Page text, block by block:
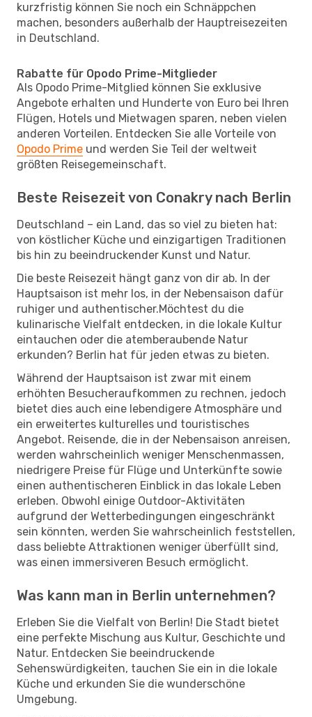
kurzfristig können Sie noch ein Schnäppchen
machen, besonders außerhalb der Hauptreisezeiten
in Deutschland.
Rabatte für Opodo Prime-Mitglieder
Als Opodo Prime-Mitglied können Sie exklusive
Angebote erhalten und Hunderte von Euro bei Ihren
Flügen, Hotels und Mietwagen sparen, neben vielen
anderen Vorteilen. Entdecken Sie alle Vorteile von
Opodo Prime und werden Sie Teil der weltweit
größten Reisegemeinschaft.
Beste Reisezeit von Conakry nach Berlin
Deutschland – ein Land, das so viel zu bieten hat:
von köstlicher Küche und einzigartigen Traditionen
bis hin zu beeindruckender Kunst und Natur.
Die beste Reisezeit hängt ganz von dir ab. In der
Hauptsaison ist mehr los, in der Nebensaison dafür
ruhiger und authentischer.Möchtest du die
kulinarische Vielfalt entdecken, in die lokale Kultur
eintauchen oder die atemberaubende Natur
erkunden? Berlin hat für jeden etwas zu bieten.
Während der Hauptsaison ist zwar mit einem
erhöhten Besucheraufkommen zu rechnen, jedoch
bietet dies auch eine lebendigere Atmosphäre und
ein erweitertes kulturelles und touristisches
Angebot. Reisende, die in der Nebensaison anreisen,
werden wahrscheinlich weniger Menschenmassen,
niedrigere Preise für Flüge und Unterkünfte sowie
einen authentischeren Einblick in das lokale Leben
erleben. Obwohl einige Outdoor-Aktivitäten
aufgrund der Wetterbedingungen eingeschränkt
sein könnten, werden Sie wahrscheinlich feststellen,
dass beliebte Attraktionen weniger überfüllt sind,
was einen immersiveren Besuch ermöglicht.
Was kann man in Berlin unternehmen?
Erleben Sie die Vielfalt von Berlin! Die Stadt bietet
eine perfekte Mischung aus Kultur, Geschichte und
Natur. Entdecken Sie beeindruckende
Sehenswürdigkeiten, tauchen Sie ein in die lokale
Küche und erkunden Sie die wunderschöne
Umgebung.